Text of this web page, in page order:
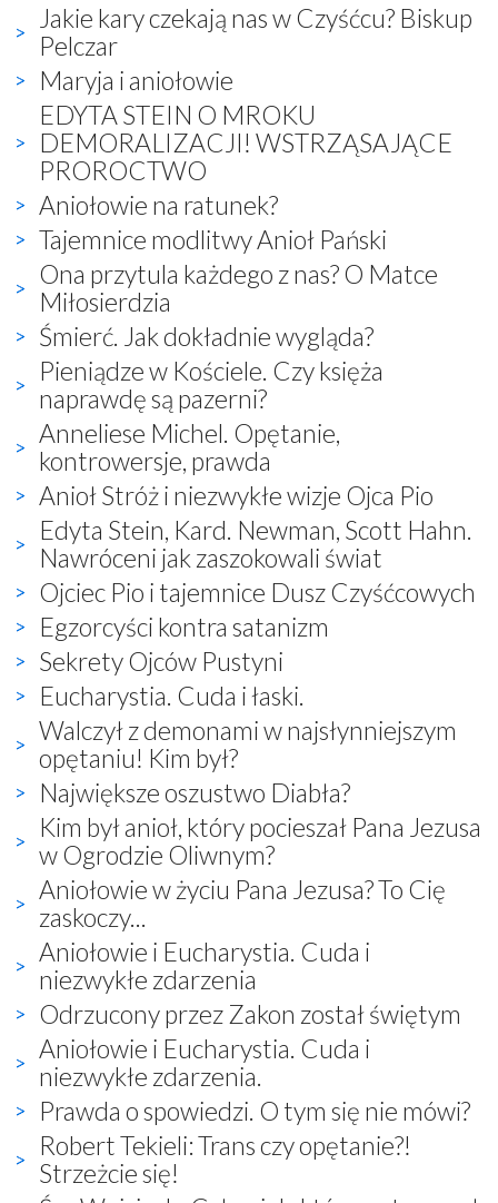
Jakie kary czekają nas w Czyśćcu? Biskup
Pelczar
Maryja i aniołowie
EDYTA STEIN O MROKU
DEMORALIZACJI! WSTRZĄSAJĄCE
PROROCTWO
Aniołowie na ratunek?
Tajemnice modlitwy Anioł Pański
Ona przytula każdego z nas? O Matce
Miłosierdzia
Śmierć. Jak dokładnie wygląda?
Pieniądze w Kościele. Czy księża
naprawdę są pazerni?
Anneliese Michel. Opętanie,
kontrowersje, prawda
Anioł Stróż i niezwykłe wizje Ojca Pio
Edyta Stein, Kard. Newman, Scott Hahn.
Nawróceni jak zaszokowali świat
Ojciec Pio i tajemnice Dusz Czyśćcowych
Egzorcyści kontra satanizm
Sekrety Ojców Pustyni
Eucharystia. Cuda i łaski.
Walczył z demonami w najsłynniejszym
opętaniu! Kim był?
Największe oszustwo Diabła?
Kim był anioł, który pocieszał Pana Jezusa
w Ogrodzie Oliwnym?
Aniołowie w życiu Pana Jezusa? To Cię
zaskoczy...
Aniołowie i Eucharystia. Cuda i
niezwykłe zdarzenia
Odrzucony przez Zakon został świętym
Aniołowie i Eucharystia. Cuda i
niezwykłe zdarzenia.
Prawda o spowiedzi. O tym się nie mówi?
Robert Tekieli: Trans czy opętanie?!
Strzeżcie się!